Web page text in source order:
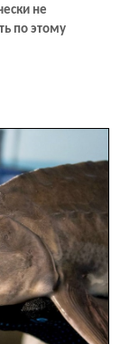
не
по этому